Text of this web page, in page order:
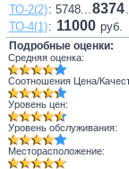
ТО-2(2): 5748...8374
ТО-4(1): 11000 руб.
Подробные оценки:
Средняя оценка:
Соотношения Цена/
Уровень цен:
Уровень обслуживания:
Месторасположение: